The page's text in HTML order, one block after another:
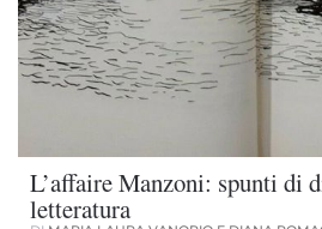
L’affaire Manzoni: spunti di
letteratura